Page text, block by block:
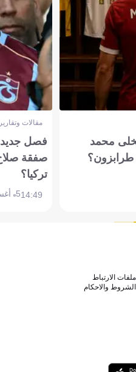
محمد
مقالات
فصل جديد
صفقة
تركيا؟
14:495 أغسطس 2026
ملفات الارتباط
الشروط والاحكام